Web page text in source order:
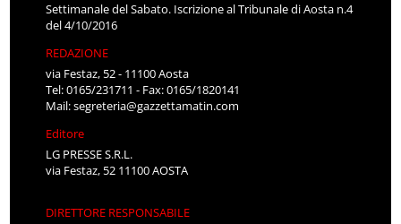
Settimanale del Sabato. Iscrizione al Tribunale di Aosta n.4
del 4/10/2016
REDAZIONE
via Festaz, 52 - 11100 Aosta
Tel: 0165/231711 - Fax: 0165/1820141
Mail:segreteria@gazzettamatin.com
Editore
LG PRESSE S.R.L.
via Festaz, 52 11100 AOSTA
DIRETTORE RESPONSABILE